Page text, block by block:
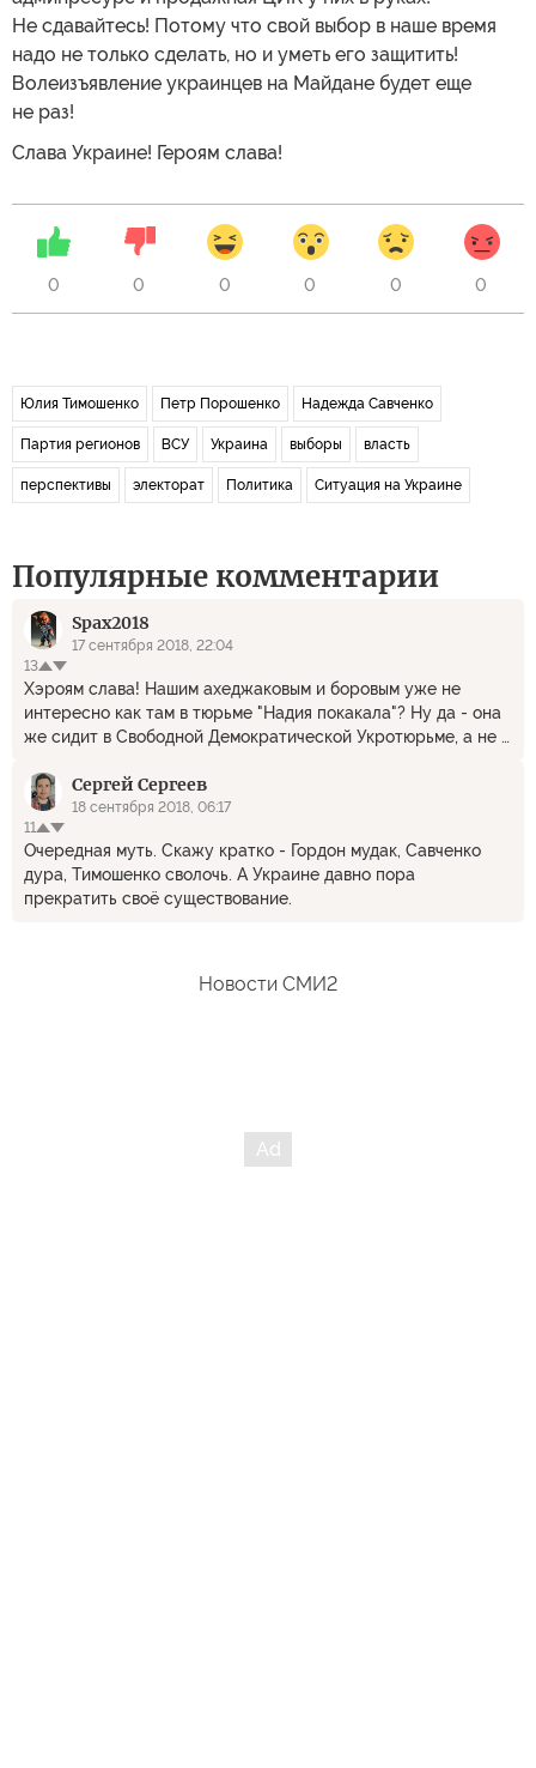
Не сдавайтесь! Потому что свой выбор в наше время
надо не только сделать, но и уметь его защитить!
Волеизъявление украинцев на Майдане будет еще
не раз!
Слава Украине! Героям слава!
0 0 0 0 0 0
Юлия Тимошенко Петр Порошенко Надежда Савченко
Партия регионов ВСУ Украина выборы власть
перспективы электорат Политика Ситуация на Украине
Популярные комментарии
Spax2018
17 сентября 2018, 22:04
13
Хэроям слава! Нашим ахеджаковым и боровым уже не
интересно как там в тюрьме "Надия покакала"? Ну да - она
же сидит в Свободной Демократической Укротюрьме, а не в
Сергей Сергеев
18 сентября 2018, 06:17
11
Очередная муть. Скажу кратко - Гордон мудак, Савченко
дура, Тимошенко сволочь. А Украине давно пора
прекратить своё существование.
Новости СМИ2